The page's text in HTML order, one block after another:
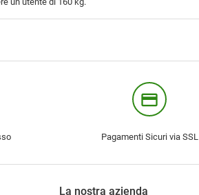
credit_card
Pagamenti Sicuri via SSL
La nostra azienda